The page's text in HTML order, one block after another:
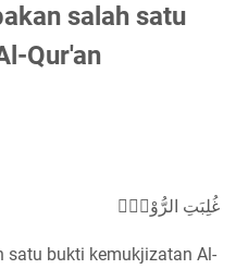
salah satu
Qur'an
غُلِبَتِ الرُّوْمُۙ
satu bukti kemukjizatan Al-